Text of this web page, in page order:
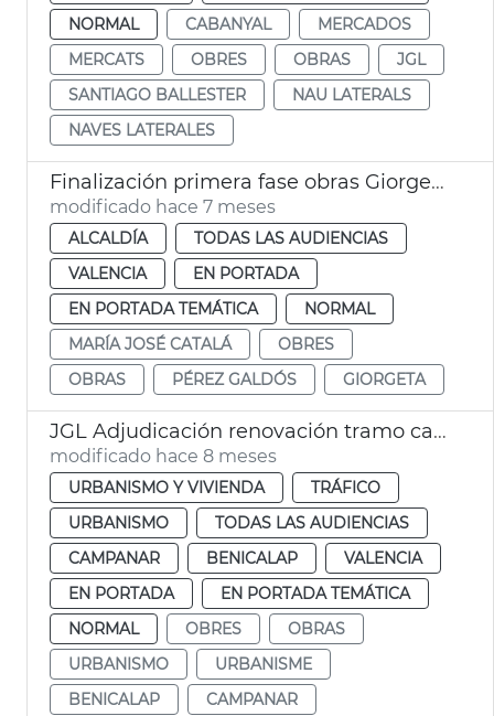
NORMAL
CABANYAL
MERCADOS
MERCATS
OBRES OBRAS
JGL
SANTIAGO BALLESTER
NAU LATERALS
NAVES LATERALES
Finalización primera fase obras Giorgeta y Pérez Galdós València
modificado hace 7 meses
ALCALDÍA
TODAS LAS AUDIENCIAS
VALENCIA
EN PORTADA
EN PORTADA TEMÁTICA
NORMAL
MARÍA JOSÉ CATALÁ
OBRES
OBRAS
PÉREZ GALDÓS GIORGETA
JGL Adjudicación renovación tramo calzada las Cortes Valencianas
modificado hace 8 meses
URBANISMO Y VIVIENDA
TRÁFICO
URBANISMO
TODAS LAS AUDIENCIAS
CAMPANAR
BENICALAP
VALENCIA
EN PORTADA
EN PORTADA TEMÁTICA
NORMAL
OBRES
OBRAS
URBANISMO
URBANISME
BENICALAP
CAMPANAR